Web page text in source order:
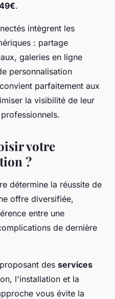
.
intègrent les
: partage
galeries en ligne
personnalisation
parfaitement aux
la visibilité de leur
votre
?
détermine la réussite de
offre diversifiée,
entre une
de dernière
des services
l'installation et la
vous évite la